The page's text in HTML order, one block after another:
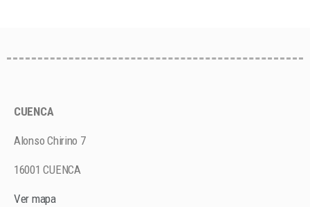
CUENCA
Alonso Chirino 7
16001 CUENCA
Ver mapa